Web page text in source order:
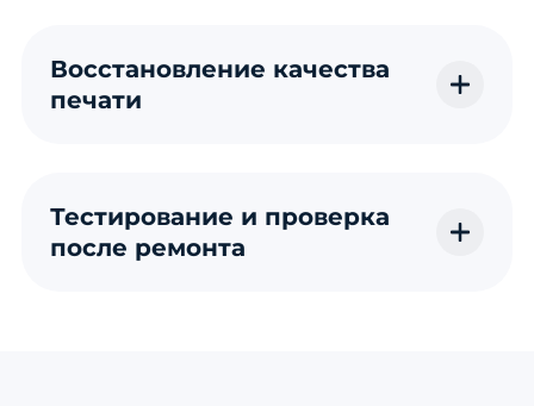
Восстановление качества
печати
Тестирование и проверка
после ремонта